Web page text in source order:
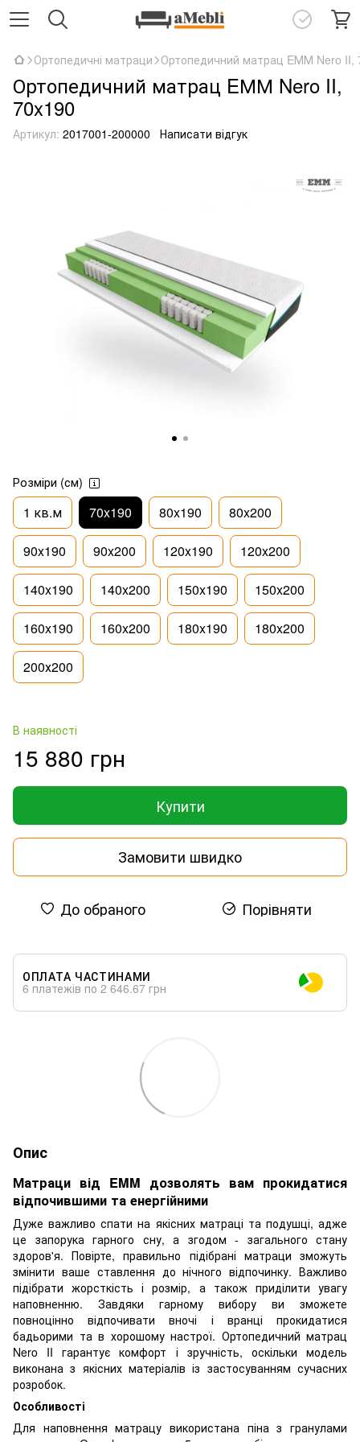
Ортопедичні матраци Ортопедичний матрац EММ Nero II,
Ортопедичний матрац EММ Nero II,
70x190
Артикул: 2017001-200000 Написати відгук
Розміри (см)
1 кв.м 70x190 80x190 80x200
90x190 90x200 120x190 120x200
140x190 140x200 150x190 150x200
160x190 160x200 180x190 180x200
200х200
В наявності
15 880 грн
Купити
Замовити швидко
До обраного Порівняти
ОПЛАТА ЧАСТИНАМИ
6 платежів по 2 646.67 грн
Опис
Матраци від EMM дозволять вам прокидатися
відпочившими та енергійними
Дуже важливо спати на якісних матраці та подушці, адже
це запорука гарного сну, а згодом - загального стану
здоров'я. Повірте, правильно підібрані матраци зможуть
змінити ваше ставлення до нічного відпочинку. Важливо
підібрати жорсткість і розмір, а також приділити увагу
наповненню. Завдяки гарному вибору ви зможете
повноцінно відпочивати вночі і вранці прокидатися
бадьорими та в хорошому настрої. Ортопедичний матрац
Nero II гарантує комфорт і зручність, оскільки модель
виконана з якісних матеріалів із застосуванням сучасних
розробок.
Особливості
Для наповнення матрацу використана піна з гранулами